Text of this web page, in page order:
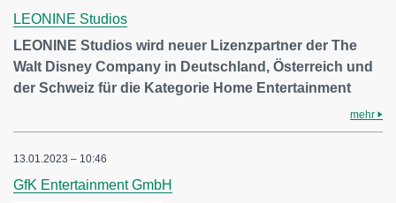
LEONINE Studios
LEONINE Studios wird neuer Lizenzpartner der The
Walt Disney Company in Deutschland, Österreich und
der Schweiz für die Kategorie Home Entertainment
mehr
13.01.2023 – 10:46
GfK Entertainment GmbH